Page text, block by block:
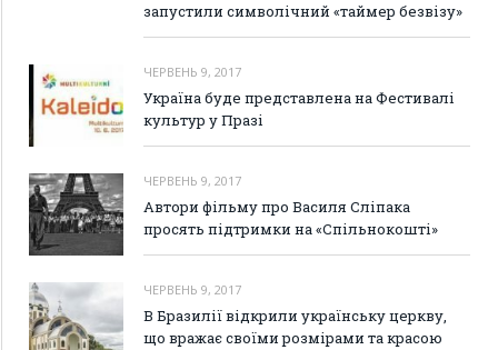
запустили символічний «таймер безвізу»
ЧЕРВЕНЬ 9, 2017
Україна буде представлена на Фестивалі
культур у Празі
ЧЕРВЕНЬ 9, 2017
Автори фільму про Василя Сліпака
просять підтримки на «Спільнокошті»
ЧЕРВЕНЬ 9, 2017
В Бразилії відкрили українську церкву,
що вражає своїми розмірами та красою